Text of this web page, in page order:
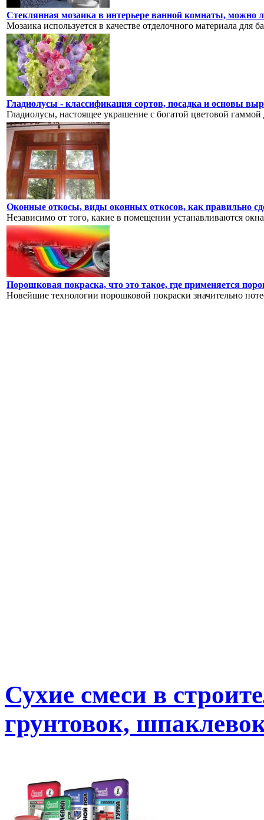
Стеклянная мозаика в интерьере ванной комнаты, можно
Мозаика используется в качестве отделочного материала для
Гладиолусы - классификация сортов, посадка и основы
Гладиолусы, настоящее украшение с богатой цветовой
Оконные откосы, виды оконных откосов, как правильно
Независимо от того, какие в помещении устанавливаются
Порошковая покраска, что это такое, где применяется
Новейшие технологии порошковой покраски значительно
Сухие смеси в
грунтовок,